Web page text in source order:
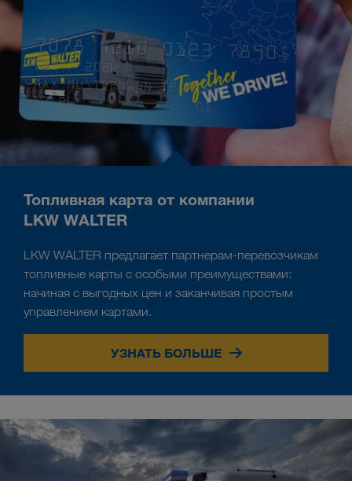
Топливная карта от компании
LKW WALTER
LKW WALTER предлагает партнерам-перевозчикам
топливные карты с особыми преимуществами:
начиная с выгодных цен и заканчивая простым
управлением картами.
УЗНАТЬ БОЛЬШЕ